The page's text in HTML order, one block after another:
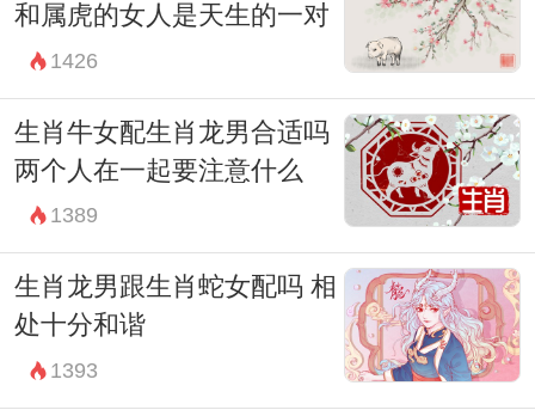
和属虎的女人是天生的一对
1426
生肖牛女配生肖龙男合适吗
两个人在一起要注意什么
1389
生肖龙男跟生肖蛇女配吗 相
处十分和谐
1393